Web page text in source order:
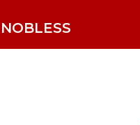
NOBLESS